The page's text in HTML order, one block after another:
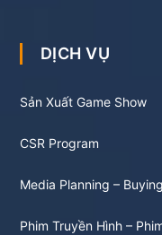
DỊCH VỤ
Sản Xuất Game Show
CSR Program
Media Planning –
Phim Truyền Hình –